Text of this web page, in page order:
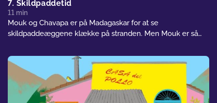
7. Skildpaddetid
11 min
Mouk og Chavapa er på Madagaskar for at se
skildpaddeæggene klække på stranden. Men Mouk er så
prøver at fortælle ham om de lokale skikke. Chavapa og
Anosy beslutter sig for at narre Mouk og lære ham en
lektie...